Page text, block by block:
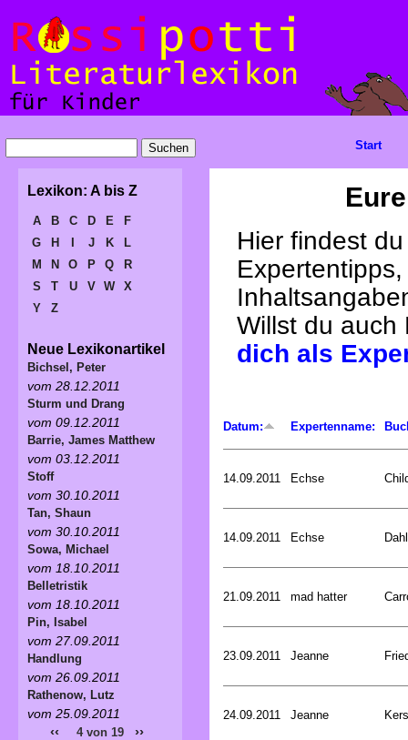
Hier findest
Willst du
dich als
Datum: Expertenname:
14.09.2011 Echse
14.09.2011 Echse
21.09.2011 mad hatter
23.09.2011 Jeanne
24.09.2011 Jeanne
Start
Lexikon: A bis Z
A B C D E
F
G
H J K
L
M
N O P Q
R
S
T U V W
X
Y
Z
Neue Lexikonartikel
Bichsel, Peter
vom 28.12.2011
Sturm und Drang
vom 09.12.2011
Barrie, James Matthew
vom 03.12.2011
Stoff
vom 30.10.2011
Tan, Shaun
vom 30.10.2011
Sowa, Michael
vom 18.10.2011
Belletristik
vom 18.10.2011
Pin, Isabel
vom 27.09.2011
Handlung
vom 26.09.2011
Rathenow, Lutz
vom 25.09.2011
‹‹ 4 von 19 ››